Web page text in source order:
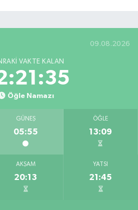
09.08.2026
VAKTE KALAN
Öğle Namazı
GÜNEŞ
05:55
ÖĞLE
13:09
AKŞAM
20:13
YATSI
21:45